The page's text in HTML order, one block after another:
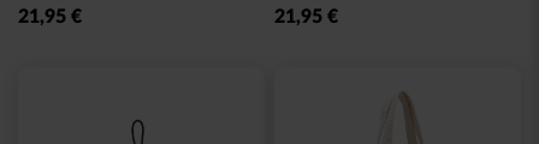
21,95 € 21,95 €